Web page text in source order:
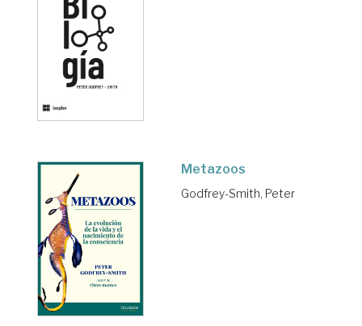
Metazoos
Godfrey-Smith, Peter